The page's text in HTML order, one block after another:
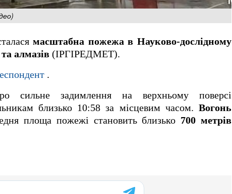
масштабна пожежа в Науково-дослідному
алмазів (ІРГІРЕДМЕТ).
.
сильне задимлення на верхньому поверсі
близько 10:58 за місцевим часом. Вогонь
площа пожежі становить близько 700 метрів